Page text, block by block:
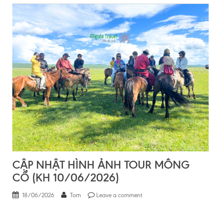
CẬP NHẬT HÌNH ẢNH TOUR MÔNG
CỔ (KH 10/06/2026)
18/06/2026 Tom Leave a comment